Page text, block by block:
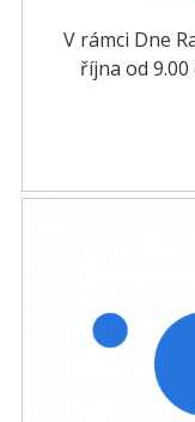
V rámci Dne
října od